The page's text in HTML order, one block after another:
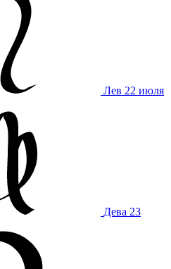
Лев 22 июля
Дева 23